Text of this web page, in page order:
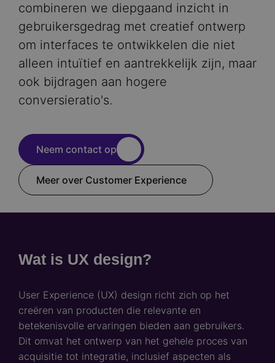
combineren we diepgaand inzicht in
gebruikersgedrag met creatief ontwerp
om interfaces te ontwikkelen die niet
alleen intuïtief en aantrekkelijk zijn, maar
ook bijdragen aan hogere
conversieratio's.
Neem contact op
Meer over Customer Experience
Wat is UX design?
User Experience (UX) design richt zich op het
creëren van producten die relevante en
betekenisvolle ervaringen bieden aan gebruikers.
Dit omvat het ontwerp van het gehele proces van
acquisitie tot integratie, inclusief aspecten als